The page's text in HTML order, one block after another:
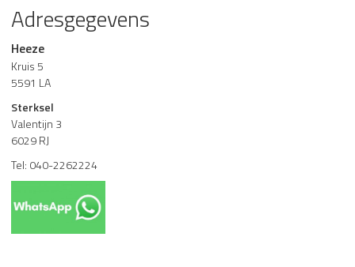
Adresgegevens
Heeze
Kruis 5
5591 LA
Sterksel
Valentijn 3
6029 RJ
Tel: 040-2262224